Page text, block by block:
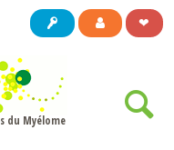
❤
du Myélome